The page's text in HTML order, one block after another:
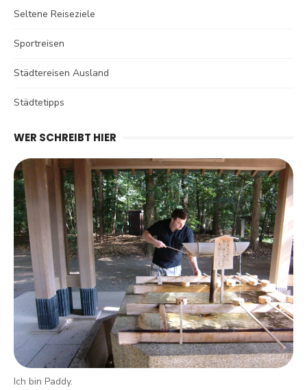
Seltene Reiseziele
Sportreisen
Städtereisen Ausland
Städtetipps
WER SCHREIBT HIER
Ich bin Paddy.